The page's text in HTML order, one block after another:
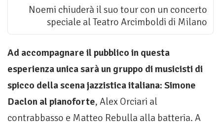
Noemi chiuderà il suo tour con un concerto
speciale al Teatro Arcimboldi di Milano
Ad accompagnare il pubblico in questa
esperienza unica sarà un gruppo di musicisti di
spicco della scena jazzistica italiana: Simone
Daclon al pianoforte, Alex Orciari al
contrabbasso e Matteo Rebulla alla batteria. A